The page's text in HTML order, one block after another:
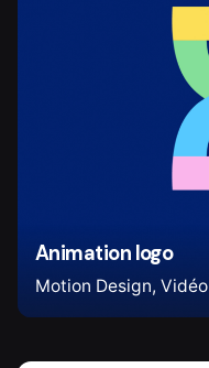
Animation logo
Motion Design Vidéo